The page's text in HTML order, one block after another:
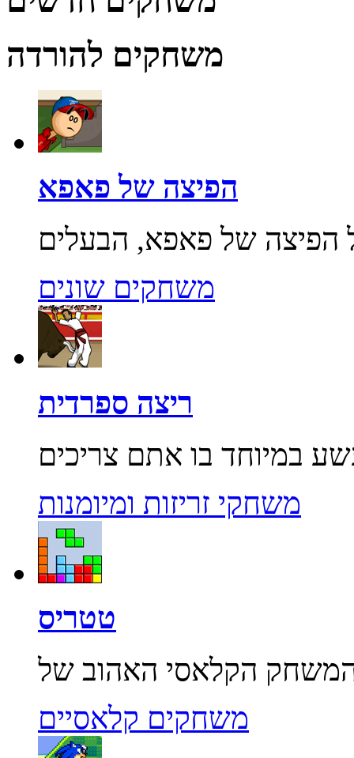
משחקים להורדה
הפיצה של פאפא
משחקים שונים
ריצה ספרדית
משחקי זריזות ומיומנות
טטריס
משחקים קלאסיים